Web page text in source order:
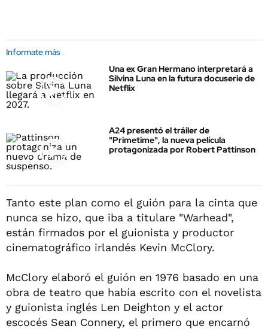
Informate más
Una ex Gran Hermano interpretará a
Silvina Luna en la futura docuserie de
Netflix
A24 presentó el tráiler de
"Primetime", la nueva película
protagonizada por Robert Pattinson
Tanto este plan como el guión para la cinta que
nunca se hizo, que iba a titulare "Warhead",
están firmados por el guionista y productor
cinematográfico irlandés Kevin McClory.
McClory elaboró el guión en 1976 basado en una
obra de teatro que había escrito con el novelista
y guionista inglés Len Deighton y el actor
escocés Sean Connery, el primero que encarnó